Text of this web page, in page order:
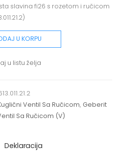
slavina fi26 s rozetom i ručicom
U KORPU
u listu želja
Ventil Sa Ručicom, Geberit
Sa Ručicom (V)
Deklaracija